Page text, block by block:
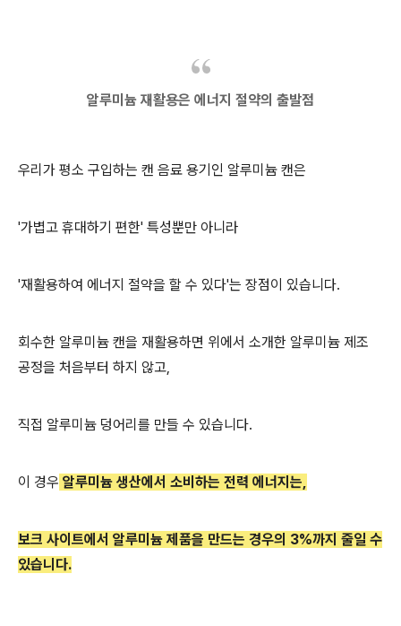
알루미늄 재활용은 에너지 절약의 출발점
우리가 평소 구입하는 캔 음료 용기인 알루미늄 캔은
'가볍고 휴대하기 편한' 특성뿐만 아니라
'재활용하여 에너지 절약을 할 수 있다'는 장점이 있습니다.
회수한 알루미늄 캔을 재활용하면 위에서 소개한 알루미늄 제조
공정을 처음부터 하지 않고,
직접 알루미늄 덩어리를 만들 수 있습니다.
이 경우 알루미늄 생산에서 소비하는 전력 에너지는,
보크 사이트에서 알루미늄 제품을 만드는 경우의 3%까지 줄일 수
있습니다.